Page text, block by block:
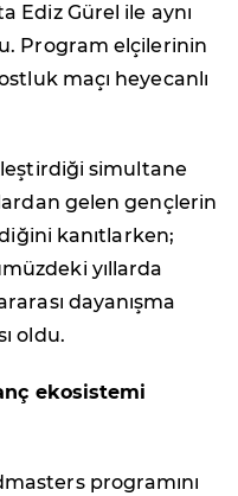
Ediz Gürel ile aynı
Program elçilerinin
maçı heyecanlı
simultane
gelen gençlerin
kanıtlarken;
yıllarda
dayanışma
oldu.
ekosistemi
programını